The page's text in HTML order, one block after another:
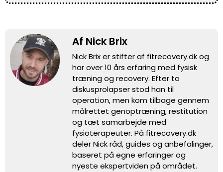
Af Nick Brix
Nick Brix er stifter af fitrecovery.dk og
har over 10 års erfaring med fysisk
træning og recovery. Efter to
diskusprolapser stod han til
operation, men kom tilbage gennem
målrettet genoptræning, restitution
og tæt samarbejde med
fysioterapeuter. På fitrecovery.dk
deler Nick råd, guides og anbefalinger,
baseret på egne erfaringer og
nyeste ekspertviden på området.